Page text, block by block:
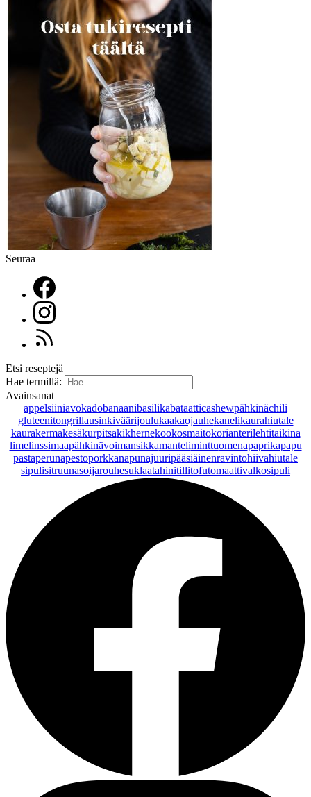
Seuraa
Etsi reseptejä
Hae termillä:
Avainsanat
appelsiiniavokadobanaanibasilikabataatticashewpähkinächili
gluteenitongrillausinkiväärijoulukaakaojauhekanelikaurahiutale
kaurakermakesäkurpitsakikhernekookosmaitokorianterilehtitaikina
limelinssimaapähkinävoimansikkamanteliminttuomenapaprikapapu
pastaperunapestoporkkanapunajuuripääsiäinenravintohiivahiutale
sipulisitruunasoijarouhesuklaatahinitillitofutomaattivalkosipuli